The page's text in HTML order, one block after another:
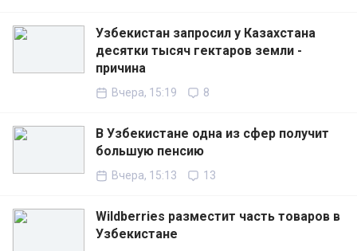
Узбекистан запросил у Казахстана
десятки тысяч гектаров земли -
причина
Вчера, 15:19 8
В Узбекистане одна из сфер получит
большую пенсию
Вчера, 15:13 13
Wildberries разместит часть товаров в
Узбекистане